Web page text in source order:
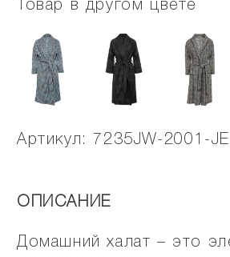
Товар в другом цвете
Артикул: 7235JW-2001-
ОПИСАНИЕ
Домашний халат – это